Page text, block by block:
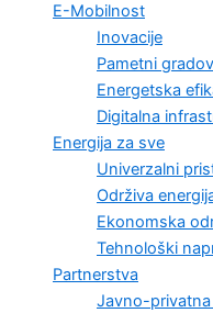
E-Mobilnost
Inovacije
Pametni
Energetska
Digitalna
Energija za sve
Univerzalni
Održiva
Ekonomska
Tehnološki
Partnerstva
Javno-